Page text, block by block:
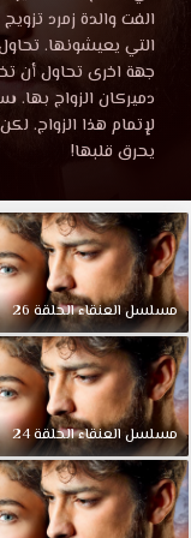
العنقاء
الحلقة
24
مترجمة
قصة
عشق
العنقاء
الحلقة
24
موقع
قصة
عشق
تعيش
زمرد
مع
عائلتها
في
أحد
أكثر
أحياء
نيفشهير
فقراً
و
تعمل
في
الفت والدة زمرد
التي يعيشونها.
جهة اخرى تحاول أن
دميركان الزواج
لإتمام هذا الزواج.
يحرق قلبها!
مسلسلالعنقاءالحلقة26
مسلسلالعنقاءالحلقة24